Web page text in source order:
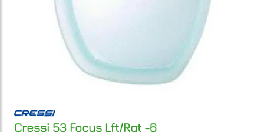
Cressi 53 Focus Lft/Rgt -6